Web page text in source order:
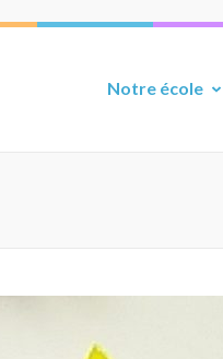
Notre école